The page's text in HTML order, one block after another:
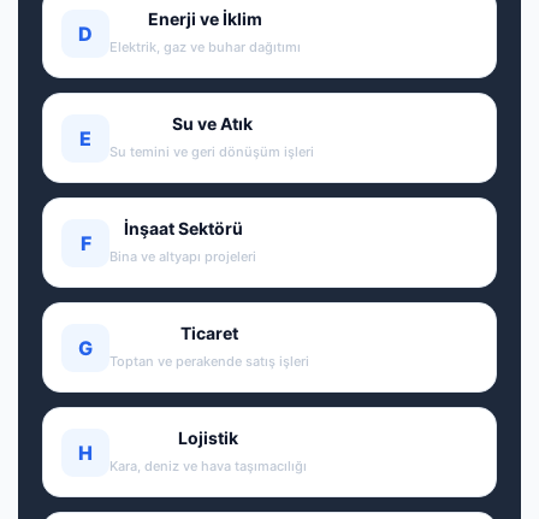
D
Enerji ve İklim
Elektrik, gaz ve buhar dağıtımı
E
Su ve Atık
Su temini ve geri dönüşüm işleri
F
İnşaat Sektörü
Bina ve altyapı projeleri
G
Ticaret
Toptan ve perakende satış işleri
H
Lojistik
Kara, deniz ve hava taşımacılığı